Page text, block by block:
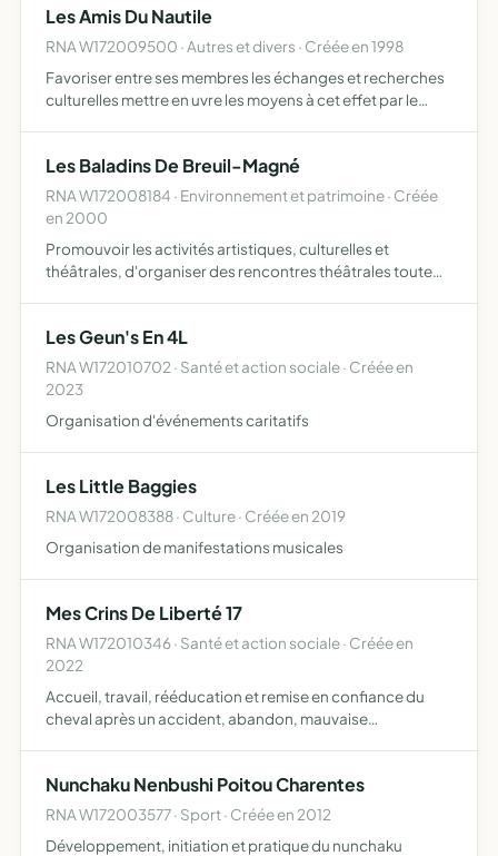
Les Amis Du Nautile
RNA W172009500 · Autres et divers · Créée en 1998
Favoriser entre ses membres les échanges et recherches
culturelles mettre en uvre les moyens à cet effet par le
Les Baladins De Breuil-Magné
RNA W172008184 · Environnement et patrimoine · Créée
en 2000
Promouvoir les activités artistiques, culturelles et
théâtrales, d'organiser des rencontres théâtrales toute
Les Geun's En 4L
RNA W172010702 · Santé et action sociale · Créée en
2023
Organisation d'événements caritatifs
Les Little Baggies
RNA W172008388 · Culture · Créée en 2019
Organisation de manifestations musicales
Mes Crins De Liberté 17
RNA W172010346 · Santé et action sociale · Créée en
2022
Accueil, travail, rééducation et remise en confiance du
cheval après un accident, abandon, mauvaise
Nunchaku Nenbushi Poitou Charentes
RNA W172003577 · Sport · Créée en 2012
Développement, initiation et pratique du nunchaku